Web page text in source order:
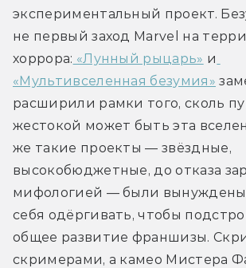
экспериментальный проект.
не первый заход Marvel на
хоррора: «Лунный рыцарь» и
«Мультивселенная безумия»
расширили рамки того, сколь
жестокой может быть эта
же такие проекты — звёздные,
высокобюджетные, до отказа
мифологией — были вынуждены
себя одёргивать, чтобы
общее развитие франшизы.
скримерами, а камео Мистера